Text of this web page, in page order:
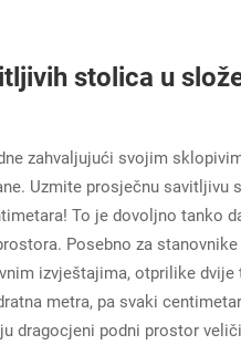
stolica u
zahvaljujući svojim
Uzmite prosječnu savitljivu
To je dovoljno tanko
Posebno za stanovnike
izvještajima, otprilike dvije
metra, pa svaki
dragocjeni podni prostor